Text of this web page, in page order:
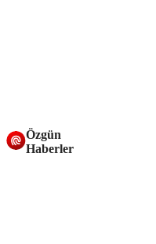
Özgün
Haberler